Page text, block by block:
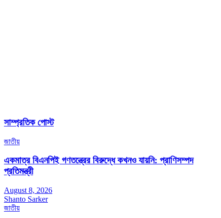
সাম্প্রতিক পোস্ট
জাতীয়
একমাত্র বিএনপিই গণতন্ত্রের বিরুদ্ধে কখনও যায়নি: প্রাণিসম্পদ
প্রতিমন্ত্রী
August 8, 2026
Shanto Sarker
জাতীয়